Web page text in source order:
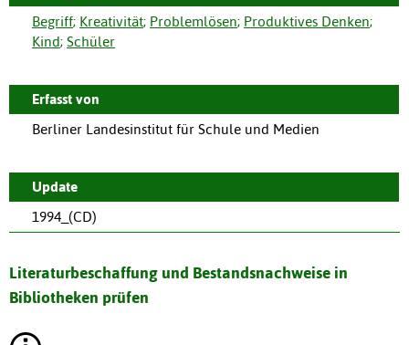
Begriff; Kreativität; Problemlösen; Produktives Denken;
Kind; Schüler
Erfasst von
Berliner Landesinstitut für Schule und Medien
Update
1994_(CD)
Literaturbeschaffung und Bestandsnachweise in
Bibliotheken prüfen